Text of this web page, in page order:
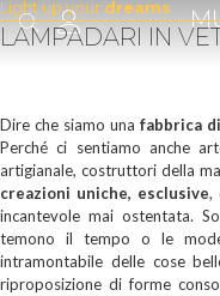
contenuto
Light up your dreams
LAMPADARI IN
Dire che siamo una fabbrica
Perché ci sentiamo anche
artigianale, costruttori della
creazioni uniche, esclusive,
incantevole mai ostentata.
temono il tempo o le
intramontabile delle cose
riproposizione di forme